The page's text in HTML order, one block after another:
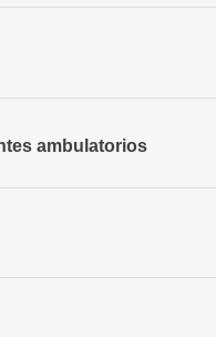
ambulatorios